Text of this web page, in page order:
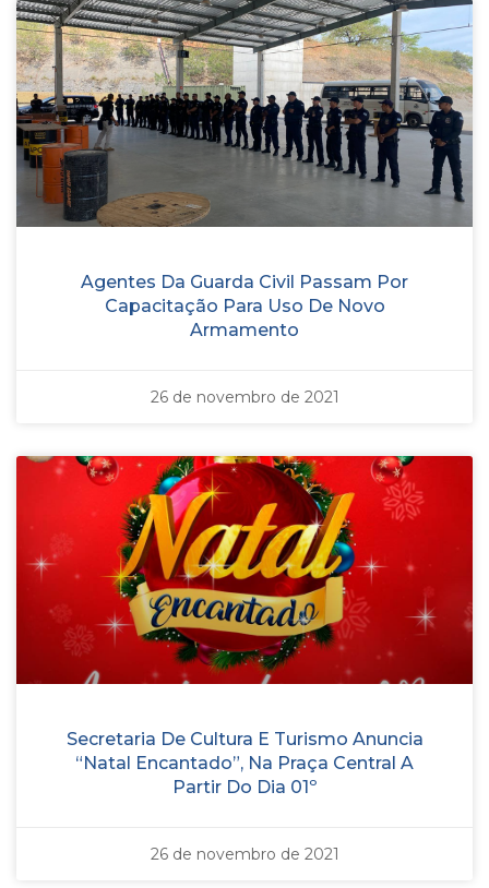
Agentes Da Guarda Civil Passam Por
Capacitação Para Uso De Novo
Armamento
26 de novembro de 2021
Secretaria De Cultura E Turismo Anuncia
“Natal Encantado”, Na Praça Central A
Partir Do Dia 01º
26 de novembro de 2021